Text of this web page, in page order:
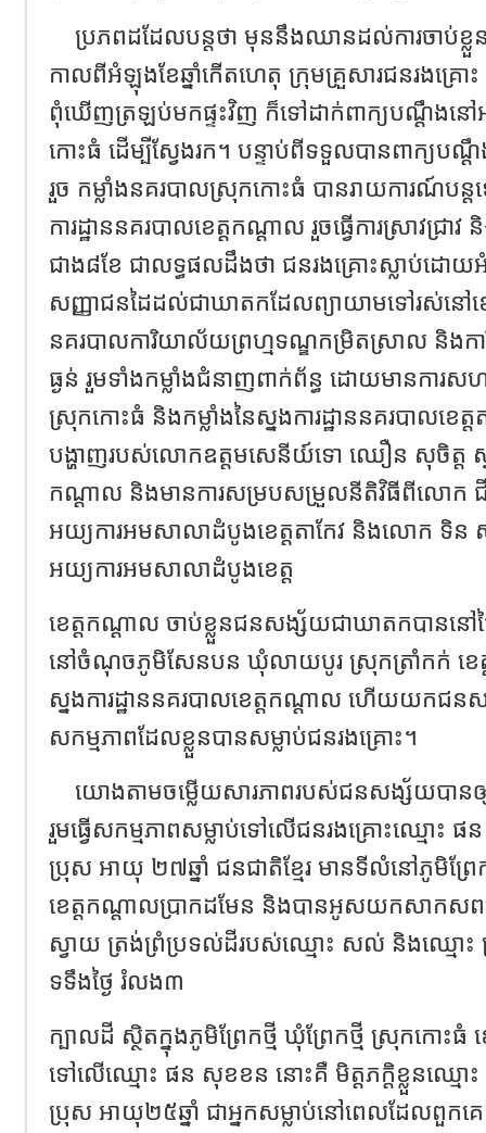
ប្រភពដដែលបន្តថា មុននឹងឈានដល់ការចាប់ខ្
កាលពីអំឡុងខែឆ្នាំកើតហេតុ ក្រុមគ្រួសារជនរងគ្រោ
ពុំឃើញត្រឡប់មកផ្ទះវិញ ក៏ទៅដាក់ពាក្យបណ្ដឹងនៅអ
កោះធំ ដើម្បីស្វែងរក។ បន្ទាប់ពីទទួលបានពាក្យបណ្
រួច កម្លាំងនគរបាលស្រុកកោះធំ បានរាយការណ៍បន្
ការដ្ឋាននគរបាលខេត្តកណ្ដាល រួចធ្វើការស្រាវជ្រ
ជាង៨ខែ ជាលទ្ធផលដឹងថា ជនរងគ្រោះស្លាប់ដោ
សញ្ញាជនដៃដល់ជាឃាតកដែលព្យាយាមទៅរស់នៅខេ
នគរបាលការិយាល័យព្រហ្មទណ្ឌកម្រិតស្រាល និង
ធ្ងន់ រួមទាំងកម្លាំងជំនាញពាក់ព័ន្ធ ដោយមានការស
ស្រុកកោះធំ និងកម្លាំងនៃស្នងការដ្ឋាននគរបាលខេត្ត
បង្ហាញរបស់លោកឧត្តមសេនីយ៍ទោ ឈឿន សុចិត្ត​ ស្ន
កណ្ដាល​ និងមានការសម្របសម្រួលនីតិវិធីពីលោក ជីវ ច
អយ្យការអមសាលាដំបូងខេត្តតាកែវ និងលោក ទិន សុចិ
អយ្យការអមសាលាដំបូងខេត្ត
ខេត្តកណ្ដាល​ ចាប់ខ្លួនជនសង្ស័យជាឃាតកបាននៅ
នៅចំណុចភូមិសែនបន ឃុំលាយបូរ ស្រុកត្រាំកក់ ខេត្
ស្នងការដ្ឋាននគរបាលខេត្តកណ្ដាល ហើយយកជន
សកម្មភាពដែលខ្លួនបានសម្លាប់ជនរងគ្រោះ។
យោងតាមចម្លើយសារភាពរបស់ជនសង្ស័យបាន
រួមធ្វើសកម្មភាពសម្លាប់ទៅលើជនរងគ្រោះឈ្មោ
ប្រុស អាយុ ២៧ឆ្នាំ ជនជាតិខ្មែរ មានទីលំនៅភូមិព្រែ
ខេត្តកណ្ដាលប្រាកដមែន និងបានអូសយកសាកសព
ស្វាយ ត្រង់ព្រំប្រទល់ដីរបស់ឈ្មោះ សល់ និងឈ្មោះ
ទទឹងថ្ងៃ រំលង៣
ក្បាលដី ស្ថិតក្នុងភូមិព្រែកថ្មី ឃុំព្រែកថ្មី ស្រុកកោះធំ
ទៅលើឈ្មោះ ផន សុខខន នោះគឺ មិត្តភក្តិខ្លួនឈ្ម
ប្រុស អាយុ២៥ឆ្នាំ ជាអ្នកសម្លាប់នៅពេលដែលពួក